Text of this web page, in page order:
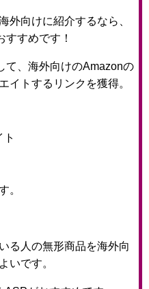
外向けに紹介するなら、
すめです！
て、海外向けのAmazonの
イトするリンクを獲得。
。
る人の無形商品を海外向
いです。